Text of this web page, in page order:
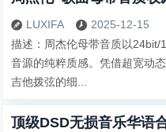
 LUXIFA  2025-12-15
描述：周杰伦母带音质以
音源的纯粹质感。凭借超宽动
吉他拨弦的细...
顶级DSD无损音乐华